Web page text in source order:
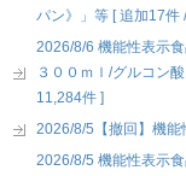
パン》」等 [ 追加17件
2026/8/6 機能性表示
３００ｍｌ/グルコン
11,284件 ]
2026/8/5【撤回】機能
2026/8/5 機能性表示